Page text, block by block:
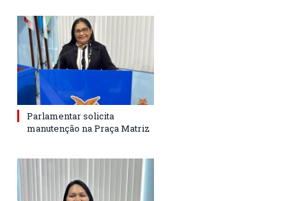
Parlamentar solicita
manutenção na Praça Matriz